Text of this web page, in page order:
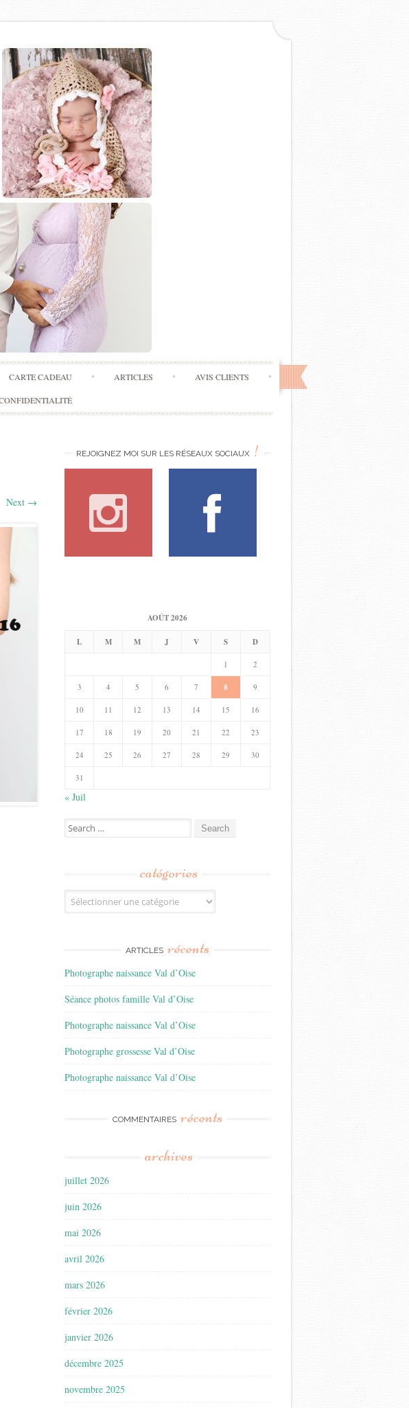
CARTE CADEAU ARTICLES AVIS CLIENTS
Next →
REJOIGNEZ MOI SUR LES RÉSEAUX SOCIAUX !
AOÛT 2026
L M M J V S D
1 2
3 4 5 6 7 8 9
10 11 12 13 14 15 16
17 18 19 20 21 22 23
24 25 26 27 28 29 30
31
« Juil
Search
for:
catégories
Catégories
ARTICLES récents
Photographe naissance Val d’Oise
Séance photos famille Val d’Oise
Photographe naissance Val d’Oise
Photographe grossesse Val d’Oise
Photographe naissance Val d’Oise
COMMENTAIRES récents
archives
juillet 2026
juin 2026
mai 2026
avril 2026
mars 2026
février 2026
janvier 2026
décembre 2025
novembre 2025